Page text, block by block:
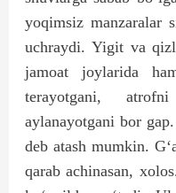
yoqimsiz manzaralar
uchraydi. Yigit va
jamoat joylarida
terayotgani,
aylanayotgani bor
deb atash mumkin.
qarab achinasan,